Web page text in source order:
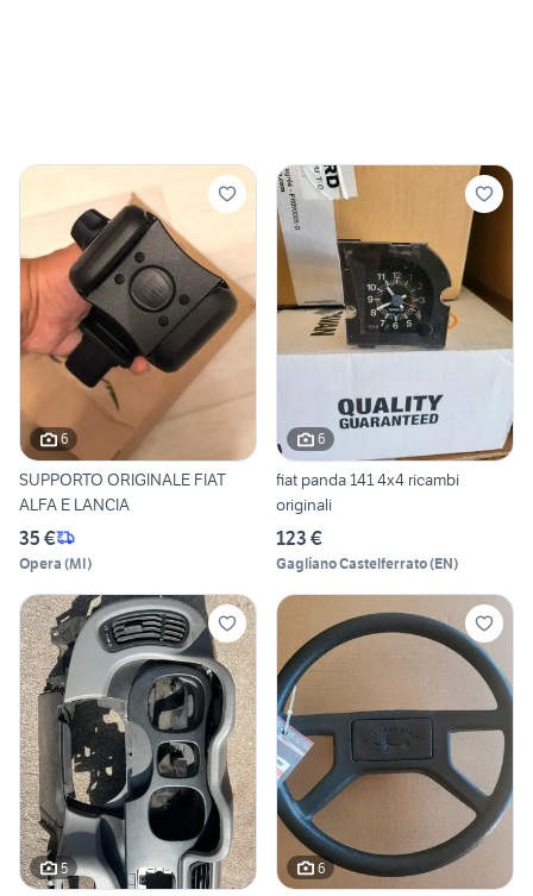
6
SUPPORTO ORIGINALE FIAT
ALFA E LANCIA
35 €
Opera (MI)
6
fiat panda 141 4x4 ricambi
originali
123 €
Gagliano Castelferrato(EN)
5 6